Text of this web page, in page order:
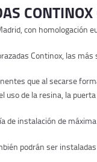
con homologación
Continox, las
que al secarse
uso de la resina, la
de instalación de
podrán ser